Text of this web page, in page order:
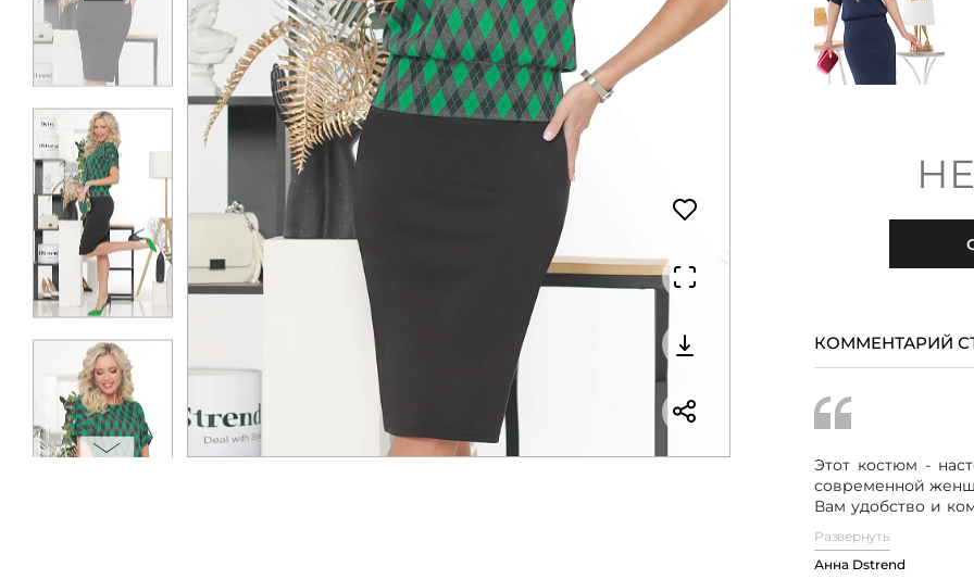
СКИДКИ
ЧАСТО ЗАДАВАЕМЫЕ ВОПРОСЫ
ОПТОВЫМ ПОКУПАТЕЛЯМ
РОЗНИЧНЫМ ПОКУПАТЕЛЯМ
ДОСТАВКА
ОПЛАТА
ТАБЛИЦА РАЗМЕРОВ
КОММЕНТАРИЙ
Этот костюм -
современной
Вам удобство и
украшением
это классика,
позволит Вам
Развернуть
Анна Dstrend